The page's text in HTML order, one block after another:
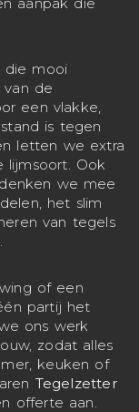
die mooi
van de
een vlakke,
is tegen
letten we extra
lijmsoort. Ook
we mee
het slim
van tegels
of een
partij het
ons werk
zodat alles
keuken of
Tegelzetter
offerte aan.